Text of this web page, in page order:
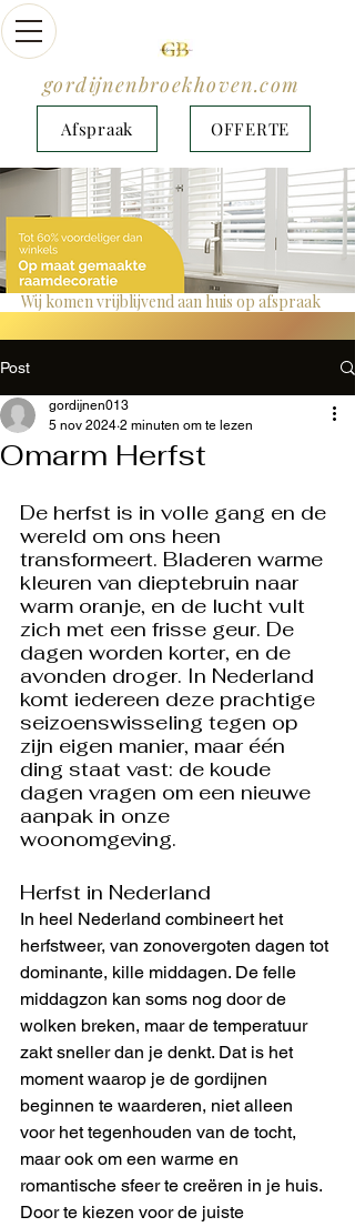
gordijnenbroekhoven.com
Afspraak OFFERTE
Wij komen vrijblijvend aan huis op afspraak
Post
Omarm Herfst
gordijnen013
5 nov 2024 2 minuten om te lezen
De herfst is in volle gang en de
wereld om ons heen
transformeert. Bladeren warme
kleuren van dieptebruin naar
warm oranje, en de lucht vult
zich met een frisse geur. De
dagen worden korter, en de
avonden droger. In Nederland
komt iedereen deze prachtige
seizoenswisseling tegen op
zijn eigen manier, maar één
ding staat vast: de koude
dagen vragen om een ​​nieuwe
aanpak in onze
woonomgeving.
Herfst in Nederland
In heel Nederland combineert het
herfstweer, van zonovergoten dagen tot
dominante, kille middagen. De felle
middagzon kan soms nog door de
wolken breken, maar de temperatuur
zakt sneller dan je denkt. Dat is het
moment waarop je de gordijnen
beginnen te waarderen, niet alleen
voor het tegenhouden van de tocht,
maar ook om een ​​warme en
romantische sfeer te creëren in je huis.
Door te kiezen voor de juiste